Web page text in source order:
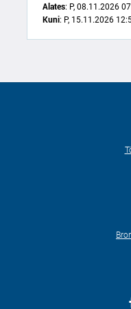
Alates: P, 08.11.2026
Kuni: P, 15.11.2026